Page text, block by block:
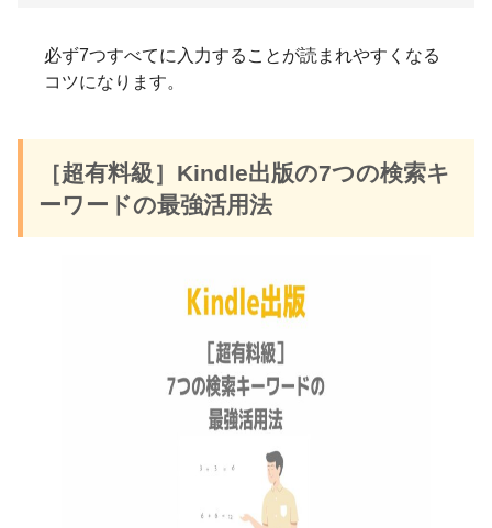
必ず7つすべてに入力することが読まれやすくなる
コツになります。
［超有料級］Kindle出版の7つの検索キ
ーワードの最強活用法